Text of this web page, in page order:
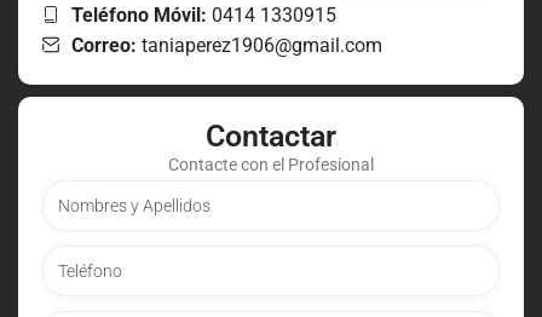
Teléfono Móvil: 0414 1330915
Correo: taniaperez1906@gmail.com
Contactar
Contacte con el Profesional